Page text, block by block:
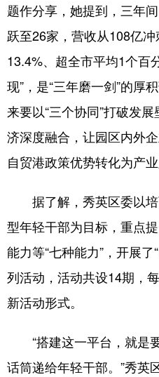
题作分享，她提到，三年
跃至26家，营收从108亿
13.4%、超全市平均1个百
现”，是“三年磨一剑”的厚
来要以“三个协同”打破发
济深度融合，让园区内外
自贸港政策优势转化为产业
据了解，秀英区委以培
型年轻干部为目标，重点
能力等“七种能力”，开展了
列活动，活动共设14期，
新活动形式。
“搭建这一平台，就是
话筒递给年轻干部。”秀英